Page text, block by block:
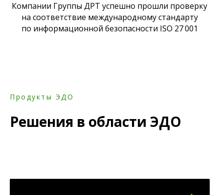
Компании Группы ДРТ успешно прошли проверку
на соответствие международному стандарту
по информационной безопасности ISO 27 001
Продукты ЭДО
Решения в области ЭДО